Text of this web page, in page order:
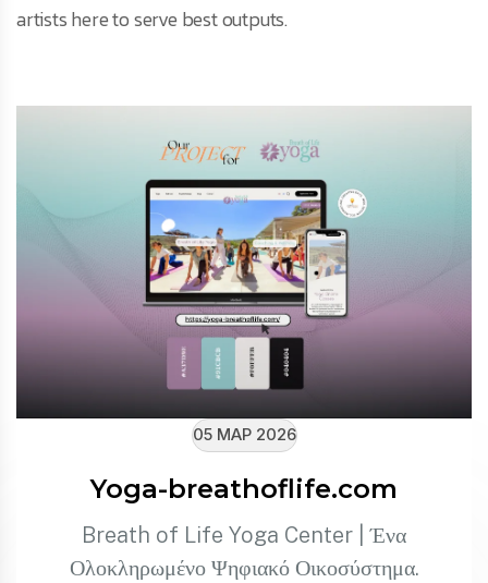
artists here to serve best outputs.
05 ΜΑΡ 2026
Yoga-breathoflife.com
Breath of Life Yoga Center | Ένα
Ολοκληρωμένο Ψηφιακό Οικοσύστημα.
Ι.ΤΣΑΛΟΥΧΊΔΗ 16-20, ΘΕΣΣΑΛΟΝΊΚΗ 54248